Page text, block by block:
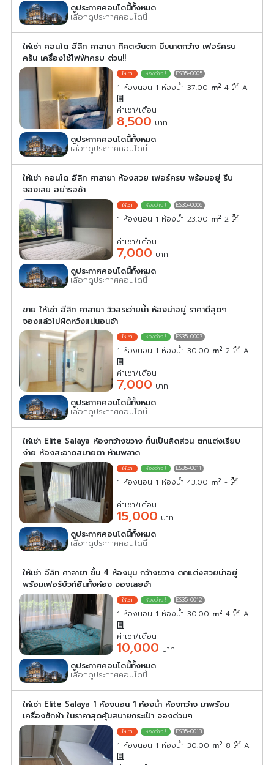
ดูประกาศคอนโดนี้ทั้งหมด
เลือกดูประกาศคอนโดนี้
ให้เช่า คอนโด อีลิท ศาลายา ทิศตะวันตก มีขนาดกว้าง เฟอร์ครบ
ครัน เครื่องใช้ไฟฟ้าครบ ด่วน!!
ES35-0005
1 ห้องนอน 1 ห้องน้ำ 37.00 m2 4 A
ค่าเช่า/เดือน
8,500 บาท
ดูประกาศคอนโดนี้ทั้งหมด
เลือกดูประกาศคอนโดนี้
ให้เช่า คอนโด อีลิท ศาลายา ห้องสวย เฟอร์ครบ พร้อมอยู่ รีบ
จองเลย อย่ารอช้า
ES35-0006
1 ห้องนอน 1 ห้องน้ำ 23.00 m2 2
ค่าเช่า/เดือน
7,000 บาท
ดูประกาศคอนโดนี้ทั้งหมด
เลือกดูประกาศคอนโดนี้
ขาย ให้เช่า อีลิท ศาลายา วิวสระว่ายน้ำ ห้องน่าอยู่ ราคาดีสุดๆ
จองแล้วไม่ผิดหวังแน่นอนจ้า
ES35-0007
1 ห้องนอน 1 ห้องน้ำ 30.00 m2 2 A
ค่าเช่า/เดือน
7,000 บาท
ดูประกาศคอนโดนี้ทั้งหมด
เลือกดูประกาศคอนโดนี้
ให้เช่า Elite Salaya ห้องกว้างขวาง กั้นเป็นสัดส่วน ตกแต่งเรียบ
ง่าย ห้องสะอาดสบายตา ห้ามพลาด
ES35-0011
1 ห้องนอน 1 ห้องน้ำ 43.00 m2 -
ค่าเช่า/เดือน
15,000 บาท
ดูประกาศคอนโดนี้ทั้งหมด
เลือกดูประกาศคอนโดนี้
ให้เช่า อีลิท ศาลายา ชั้น 4 ห้องมุม กว้างขวาง ตกแต่งสวยน่าอยู่
พร้อมเฟอร์บิวท์อินทั้งห้อง จองเลยจ้า
ES35-0012
1 ห้องนอน 1 ห้องน้ำ 30.00 m2 4 A
ค่าเช่า/เดือน
10,000 บาท
ดูประกาศคอนโดนี้ทั้งหมด
เลือกดูประกาศคอนโดนี้
ให้เช่า Elite Salaya 1 ห้องนอน 1 ห้องน้ำ ห้องกว้าง มาพร้อม
เครื่องซักผ้า ในราคาสุดคุ้มสบายกระเป๋า จองด่วนๆ
ES35-0013
1 ห้องนอน 1 ห้องน้ำ 30.00 m2 8 A